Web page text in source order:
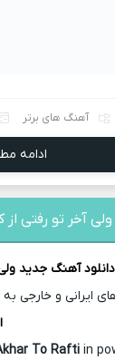
آهنگ های برتر
ادامه
آخر تو رفتی از
دانلود آهنگ جدید
ایرانی و خارجی
To Raftiin